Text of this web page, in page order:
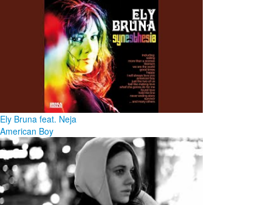
Ely Bruna feat. Neja
American Boy